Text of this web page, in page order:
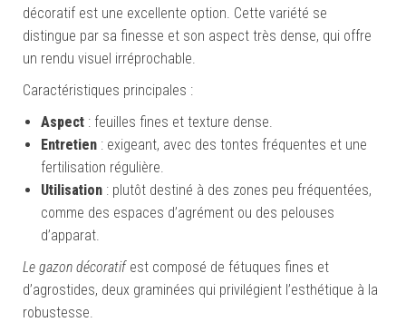
décoratif est une excellente option. Cette variété se
distingue par sa finesse et son aspect très dense, qui offre
un rendu visuel irréprochable.
Caractéristiques principales :
Aspect : feuilles fines et texture dense.
Entretien : exigeant, avec des tontes fréquentes et une
fertilisation régulière.
Utilisation : plutôt destiné à des zones peu fréquentées,
comme des espaces d’agrément ou des pelouses
d’apparat.
Le gazon décoratif est composé de fétuques fines et
d’agrostides, deux graminées qui privilégient l’esthétique à la
robustesse.